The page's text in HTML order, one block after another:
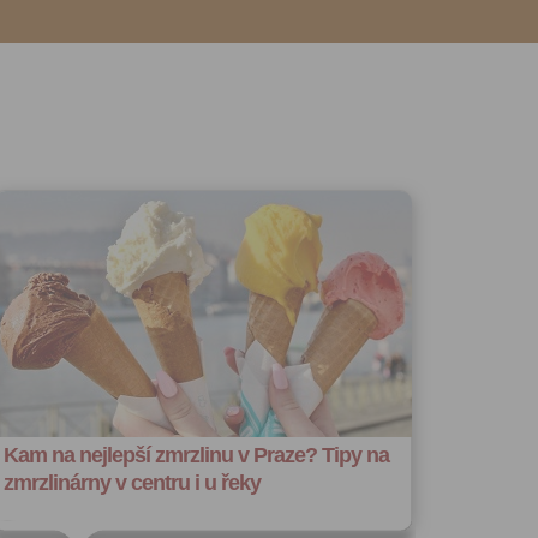
Kam na nejlepší zmrzlinu v Praze? Tipy na
zmrzlinárny v centru i u řeky
v Praze.
let, nebo
se
tento